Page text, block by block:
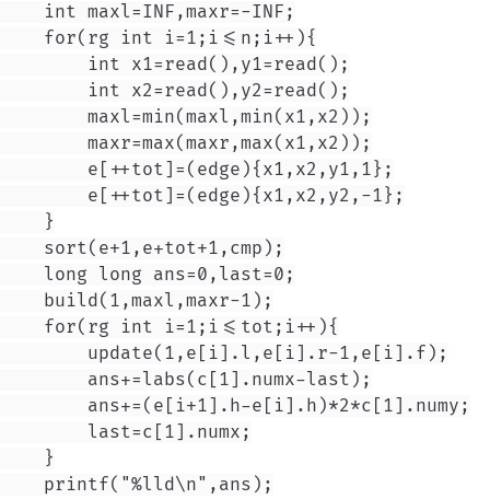
    int maxl=INF,maxr=-INF;
    for(rg int i=1;i<=n;i++){
        int x1=read(),y1=read();
        int x2=read(),y2=read();
        maxl=min(maxl,min(x1,x2));
        maxr=max(maxr,max(x1,x2));
        e[++tot]=(edge){x1,x2,y1,1};
        e[++tot]=(edge){x1,x2,y2,-1};
    }
    sort(e+1,e+tot+1,cmp);
    long long ans=0,last=0;
    build(1,maxl,maxr-1);
    for(rg int i=1;i<=tot;i++){
        update(1,e[i].l,e[i].r-1,e[i].f);
        ans+=labs(c[1].numx-last);
        ans+=(e[i+1].h-e[i].h)*2*c[1].numy;
        last=c[1].numx;
    }
    printf("%lld\n",ans);